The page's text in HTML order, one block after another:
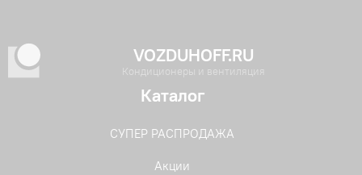
VOZDUHOFF.RU
Кондиционеры и вентиляция
Каталог
СУПЕР РАСПРОДАЖА
Акции